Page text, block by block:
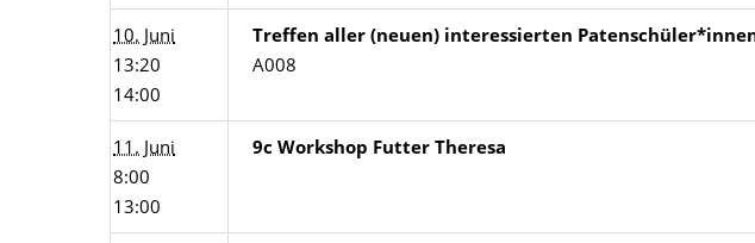
10. Juni
13:20
14:00
Treffen aller (neuen) interessierten
A008
11. Juni
8:00
13:00
9c Workshop Futter Theresa